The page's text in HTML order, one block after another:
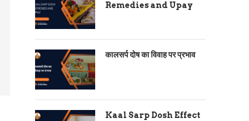
Remedies and Upay
कालसर्प दोष का विवाह पर प्रभाव
Kaal Sarp Dosh Effect